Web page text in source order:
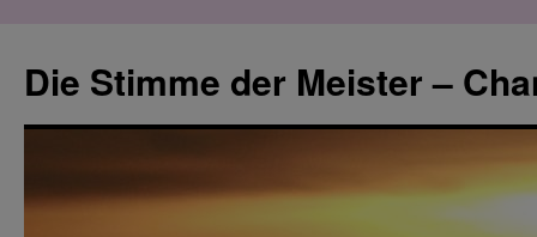
springen
Die Stimme der Meister –